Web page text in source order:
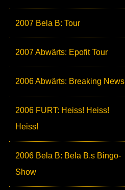
2007 Bela B: Tour
2007 Abwärts: Epofit Tour
2006 Abwärts: Breaking News
2006 FURT: Heiss! Heiss!
Heiss!
2006 Bela B: Bela B.s Bingo-
Show